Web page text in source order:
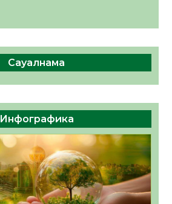
Сауалнама
Инфографика